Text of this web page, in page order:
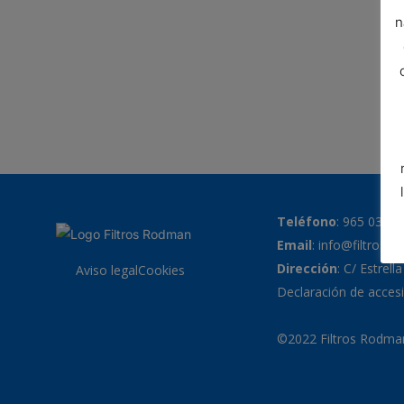
Aviso legalCookies
Teléfono: 965 038
Email:
Dirección: C/
Declaración de
©2022 Filtros